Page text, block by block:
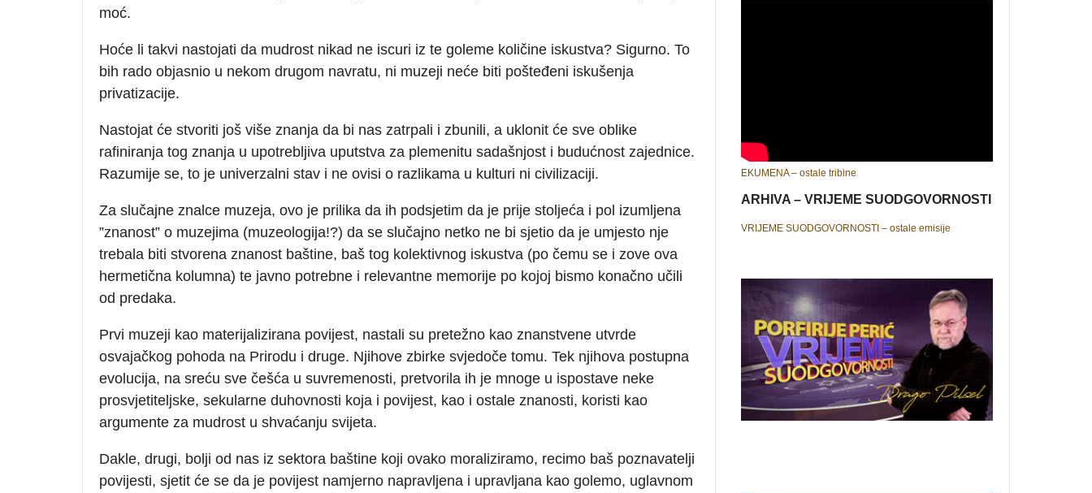
moć.
Hoće li takvi nastojati da mudrost nikad ne iscuri iz te goleme količine iskustva? Sigurno. To
bih rado objasnio u nekom drugom navratu, ni muzeji neće biti pošteđeni iskušenja
privatizacije.
Nastojat će stvoriti još više znanja da bi nas zatrpali i zbunili, a uklonit će sve oblike
rafiniranja tog znanja u upotrebljiva uputstva za plemenitu sadašnjost i budućnost zajednice.
Razumije se, to je univerzalni stav i ne ovisi o razlikama u kulturi ni civilizaciji.
Za slučajne znalce muzeja, ovo je prilika da ih podsjetim da je prije stoljeća i pol izumljena
”znanost” o muzejima (muzeologija!?) da se slučajno netko ne bi sjetio da je umjesto nje
trebala biti stvorena znanost baštine, baš tog kolektivnog iskustva (po čemu se i zove ova
hermetična kolumna) te javno potrebne i relevantne memorije po kojoj bismo konačno učili
od predaka.
Prvi muzeji kao materijalizirana povijest, nastali su pretežno kao znanstvene utvrde
osvajačkog pohoda na Prirodu i druge. Njihove zbirke svjedoče tomu. Tek njihova postupna
evolucija, na sreću sve češća u suvremenosti, pretvorila ih je mnoge u ispostave neke
prosvjetiteljske, sekularne duhovnosti koja i povijest, kao i ostale znanosti, koristi kao
argumente za mudrost u shvaćanju svijeta.
Dakle, drugi, bolji od nas iz sektora baštine koji ovako moraliziramo, recimo baš poznavatelji
povijesti, sjetit će se da je povijest namjerno napravljena i upravljana kao golemo, uglavnom
EKUMENA – ostale tribine
ARHIVA – VRIJEME SUODGOVORNOSTI
VRIJEME SUODGOVORNOSTI – ostale emisije